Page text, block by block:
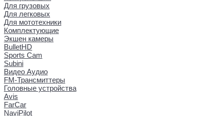
Для грузовых
Для легковых
Для мототехники
Комплектующие
Экшен камеры
BulletHD
Sports Cam
Subini
Видео Аудио
FM-Трансмиттеры
Головные устройства
Avis
FarCar
NaviPilot